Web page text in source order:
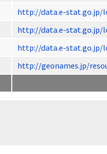
http://data.e-stat.go.jp/
http://data.e-stat.go.jp/
http://data.e-stat.go.jp/
http://geonames.jp/